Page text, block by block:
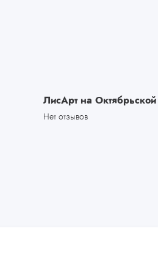
ЛисАрт на Октябрьской
Нет отзывов